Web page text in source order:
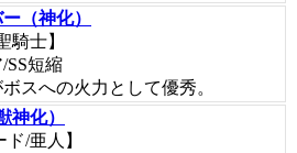
（神化）
騎士】
SS短縮
スへの火力として優秀。
神化）
ド/亜人】